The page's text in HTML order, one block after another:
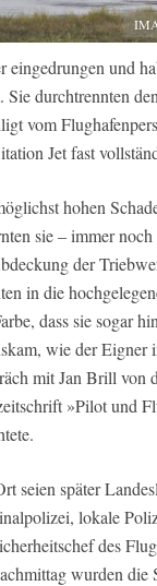
und
durchtrennten
vom
Jet fast
hohen
sie – immer
der
in die
dass sie sogar
wie der Eigner
mit Jan Brill von
»Pilot und
seien später
lokale
des
wurden die